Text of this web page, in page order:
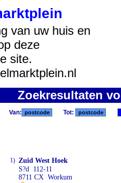
van uw huis en
deze
site.
Zoekresultaten
Van: Tot:
1) Zuid West Hoek
S?d 112-11
8711 CX Workum